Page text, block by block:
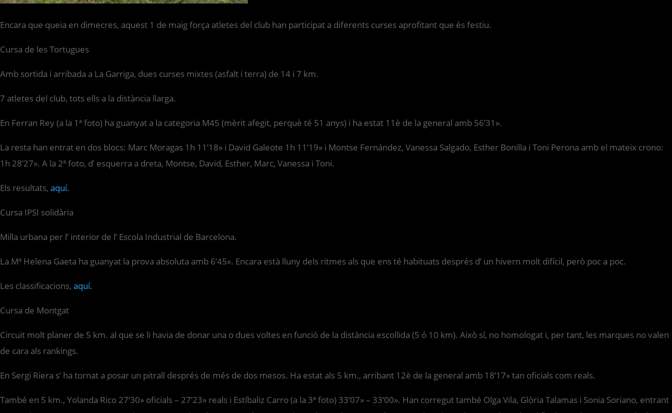
Encara que queia en dimecres, aquest 1 de maig força atletes del club han participat a diferents curses aprofitant que és festiu.
Cursa de les Tortugues
Amb sortida i arribada a La Garriga, dues curses mixtes (asfalt i terra) de 14 i 7 km.
7 atletes del club, tots ells a la distància llarga.
En Ferran Rey (a la 1ª foto) ha guanyat a la categoria M45 (mèrit afegit, perquè té 51 anys) i ha estat 11è de la general amb 56’31».
La resta han entrat en dos blocs: Marc Moragas 1h 11’18» i David Galeote 1h 11’19» i Montse Fernández, Vanessa Salgado, Esther Bonilla i Toni Perona amb el mateix crono:
1h 28’27». A la 2ª foto, d’ esquerra a dreta, Montse, David, Esther, Marc, Vanessa i Toni.
Els resultats, aquí.
Cursa IPSI solidària
Milla urbana per l’ interior de l’ Escola Industrial de Barcelona.
La Mª Helena Gaeta ha guanyat la prova absoluta amb 6’45». Encara està lluny dels ritmes als que ens té habituats després d’ un hivern molt difícil, però poc a poc.
Les classificacions, aquí.
Cursa de Montgat
Circuit molt planer de 5 km. al que se li havia de donar una o dues voltes en funció de la distància escollida (5 ó 10 km). Això sí, no homologat i, per tant, les marques no valen
de cara als rankings.
En Sergi Riera s’ ha tornat a posar un pitrall després de més de dos mesos. Ha estat als 5 km., arribant 12è de la general amb 18’17» tan oficials com reals.
També en 5 km., Yolanda Rico 27’30» oficials – 27’23» reals i Estíbaliz Carro (a la 3ª foto) 33’07» – 33’00». Han corregut també Olga Vila, Glòria Talamas i Sonia Soriano, entrant